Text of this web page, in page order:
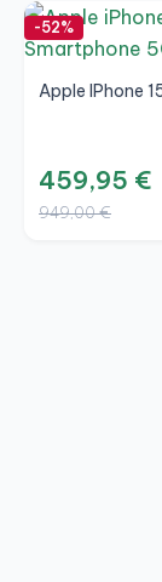
-52%
Apple IPhone
459,95 €
949,00 €